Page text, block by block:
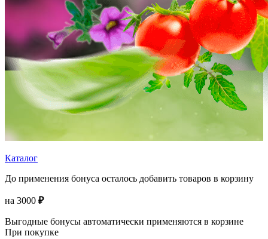
Каталог
До применения бонуса осталось добавить товаров в корзину
на 3000 ₽
Выгодные бонусы автоматически применяются в корзине
При покупке